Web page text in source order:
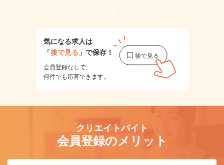
1
気になる求人は
「後で見る 」で保存！
会員登録なしで、
何件でも応募できます。
クリエイトバイト
会員登録のメリット